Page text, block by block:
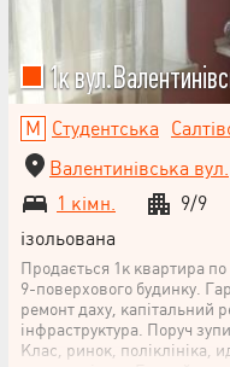
1к
Студентська
Валентинівська вул.
1 кімн.
9/9
ізольована
Продається 1к квартира
9-поверхового будинку.
ремонт даху, капітальний
інфраструктура. Поруч
Клас, ринок, поліклініка,